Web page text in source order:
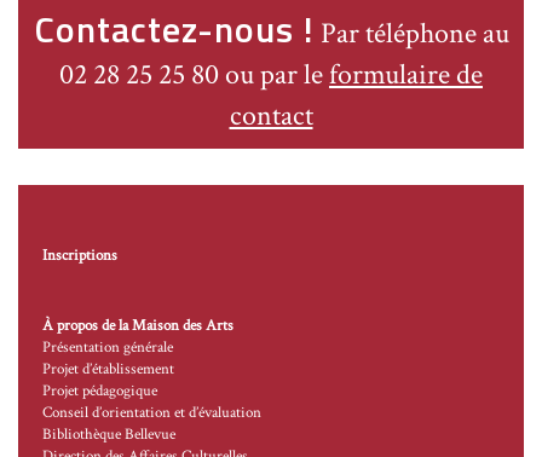
Contactez-nous ! Par téléphone au
02 28 25 25 80 ou par leformulaire de
contact
Inscriptions
À propos de la Maison des Arts
Présentation générale
Projet d’établissement
Projet pédagogique
Conseil d’orientation et d’évaluation
Bibliothèque Bellevue